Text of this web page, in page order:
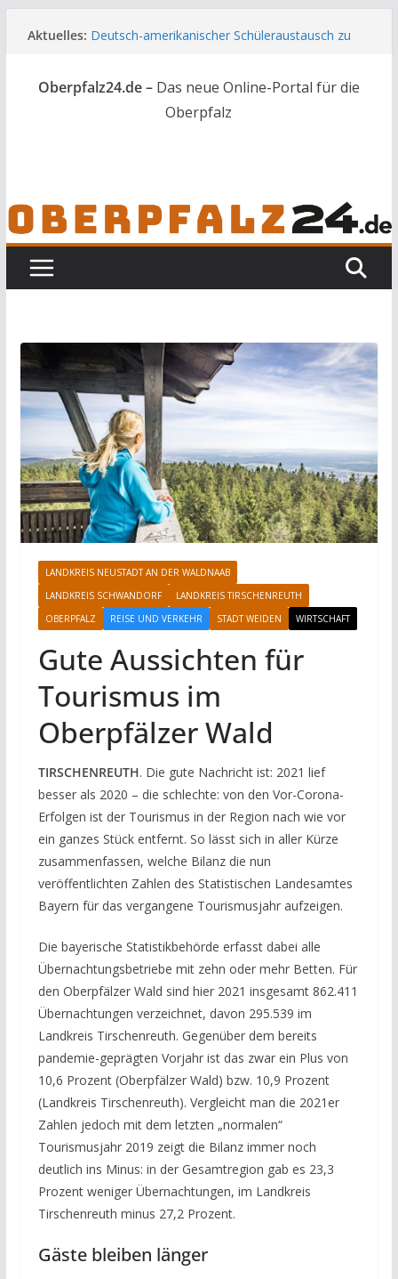
Inhalt
Aktuelles: Deutsch-amerikanischer Schüleraustausch zu
Unbekannte versuchen in Gebäude in Reuth
einzubrechen
Audi prallt gegen Brückengeländer in Weiden
Oberpfalz24.de – Das neue Online-Portal für die
Oberpfalz
LANDKREIS NEUSTADT AN DER WALDNAAB
LANDKREIS SCHWANDORF
LANDKREIS TIRSCHENREUTH
OBERPFALZ
REISE UND VERKEHR STADT WEIDEN WIRTSCHAFT
Gute Aussichten für
Tourismus im
Oberpfälzer Wald
TIRSCHENREUTH. Die gute Nachricht ist: 2021 lief
besser als 2020 – die schlechte: von den Vor-Corona-
Erfolgen ist der Tourismus in der Region nach wie vor
ein ganzes Stück entfernt. So lässt sich in aller Kürze
zusammenfassen, welche Bilanz die nun
veröffentlichten Zahlen des Statistischen Landesamtes
Bayern für das vergangene Tourismusjahr aufzeigen.
Die bayerische Statistikbehörde erfasst dabei alle
Übernachtungsbetriebe mit zehn oder mehr Betten. Für
den Oberpfälzer Wald sind hier 2021 insgesamt 862.411
Übernachtungen verzeichnet, davon 295.539 im
Landkreis Tirschenreuth. Gegenüber dem bereits
pandemie-geprägten Vorjahr ist das zwar ein Plus von
10,6 Prozent (Oberpfälzer Wald) bzw. 10,9 Prozent
(Landkreis Tirschenreuth). Vergleicht man die 2021er
Zahlen jedoch mit dem letzten „normalen“
Tourismusjahr 2019 zeigt die Bilanz immer noch
deutlich ins Minus: in der Gesamtregion gab es 23,3
Prozent weniger Übernachtungen, im Landkreis
Tirschenreuth minus 27,2 Prozent.
Gäste bleiben länger